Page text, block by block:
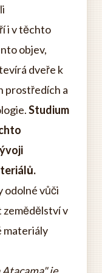
i v těchto
objev,
dveře k
prostředích a
Studium
odolné vůči
zemědělství v
materiály